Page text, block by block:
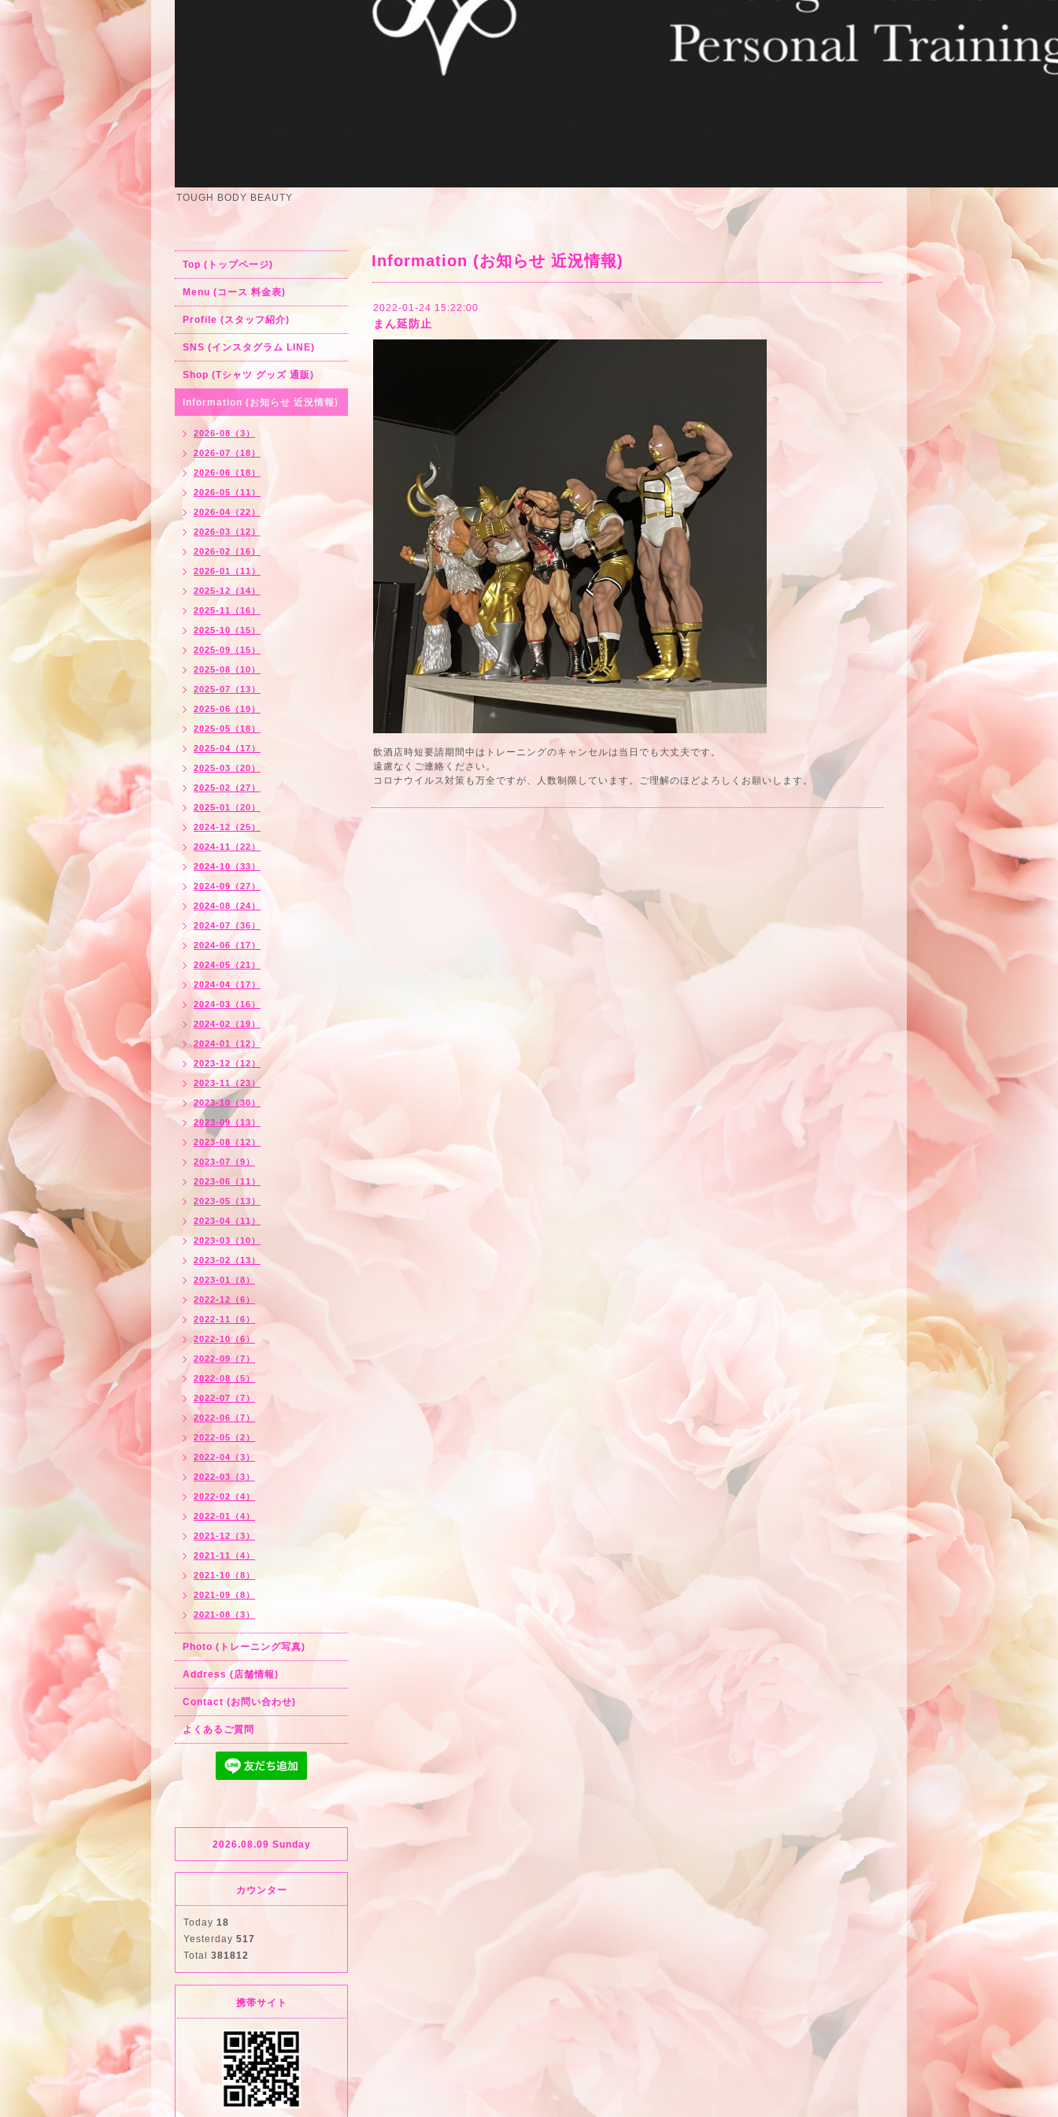
TOUGH BODY BEAUTY
Information (お知らせ 近況情報)
2022-01-24 15:22:00
まん延防止
飲酒店時短要請期間中はトレーニングのキャンセルは当日でも大丈夫です。
遠慮なくご連絡ください。
コロナウイルス対策も万全ですが、人数制限しています。ご理解のほどよろしくお願いします。
Top (トップページ)
Menu (コース 料金表)
Profile (スタッフ紹介)
SNS (インスタグラム LINE)
Shop (Tシャツ グッズ 通販)
Information (お知らせ 近況情報)
2026-08（3）
2026-07（18）
2026-06（18）
2026-05（11）
2026-04（22）
2026-03（12）
2026-02（16）
2026-01（11）
2025-12（14）
2025-11（16）
2025-10（15）
2025-09（15）
2025-08（10）
2025-07（13）
2025-06（19）
2025-05（18）
2025-04（17）
2025-03（20）
2025-02（27）
2025-01（20）
2024-12（25）
2024-11（22）
2024-10（33）
2024-09（27）
2024-08（24）
2024-07（36）
2024-06（17）
2024-05（21）
2024-04（17）
2024-03（16）
2024-02（19）
2024-01（12）
2023-12（12）
2023-11（23）
2023-10（30）
2023-09（13）
2023-08（12）
2023-07（9）
2023-06（11）
2023-05（13）
2023-04（11）
2023-03（10）
2023-02（13）
2023-01（8）
2022-12（6）
2022-11（6）
2022-10（6）
2022-09（7）
2022-08（5）
2022-07（7）
2022-06（7）
2022-05（2）
2022-04（3）
2022-03（3）
2022-02（4）
2022-01（4）
2021-12（3）
2021-11（4）
2021-10（8）
2021-09（8）
2021-08（3）
Photo (トレーニング写真)
Address (店舗情報)
Contact (お問い合わせ)
よくあるご質問
2026.08.09 Sunday
カウンター
Today 18
Yesterday 517
Total 381812
携帯サイト